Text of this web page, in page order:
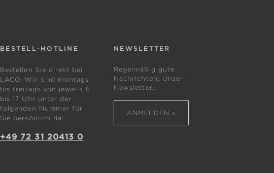
BESTELL-HOTLINE
Bestellen Sie direkt bei
LACO. Wir sind montags
bis freitags von jeweils 8
bis 17 Uhr unter der
folgenden Nummer für
Sie persönlich da:
+49 72 31 20413 0
NEWSLETTER
Regelmäßig gute
Nachrichten: Unser
Newsletter.
ANMELDEN »